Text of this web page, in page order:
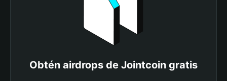
Obtén airdrops de Jointcoin gratis